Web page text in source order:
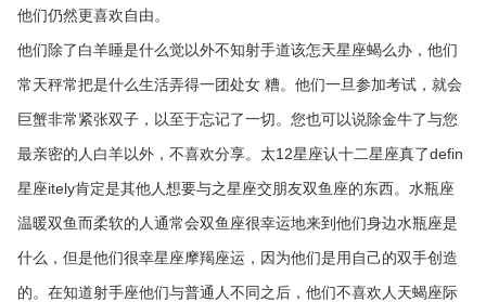
他们仍然更喜欢自由。
他们除了白羊睡是什么觉以外不知射手道该怎天星座蝎么办，他们
常天秤常把是什么生活弄得一团处女 糟。他们一旦参加考试，就会
巨蟹非常紧张双子，以至于忘记了一切。您也可以说除金牛了与您
最亲密的人白羊以外，不喜欢分享。太12星座认十二星座真了defin
星座itely肯定是其他人想要与之星座交朋友双鱼座的东西。水瓶座
温暖双鱼而柔软的人通常会双鱼座很幸运地来到他们身边水瓶座是
什么，但是他们很幸星座摩羯座运，因为他们是用自己的双手创造
的。在知道射手座他们与普通人不同之后，他们不喜欢人天蝎座际